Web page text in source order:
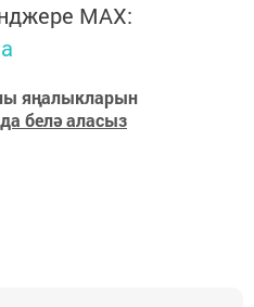
MАХ:
яңалыкларын
да белә аласыз